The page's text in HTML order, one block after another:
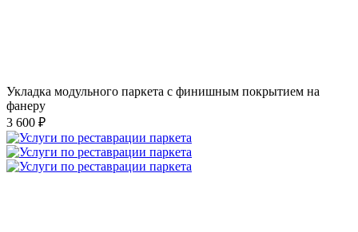
Укладка модульного паркета с финишным покрытием на
фанеру
3 600 ₽